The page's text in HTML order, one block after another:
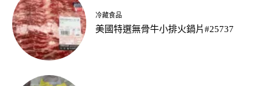
冷藏食品
美國特選無骨牛小排火鍋片#25737